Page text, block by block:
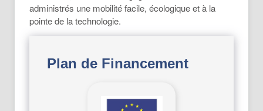
administrés une mobilité facile, écologique et à la
pointe de la technologie.
Plan de Financement